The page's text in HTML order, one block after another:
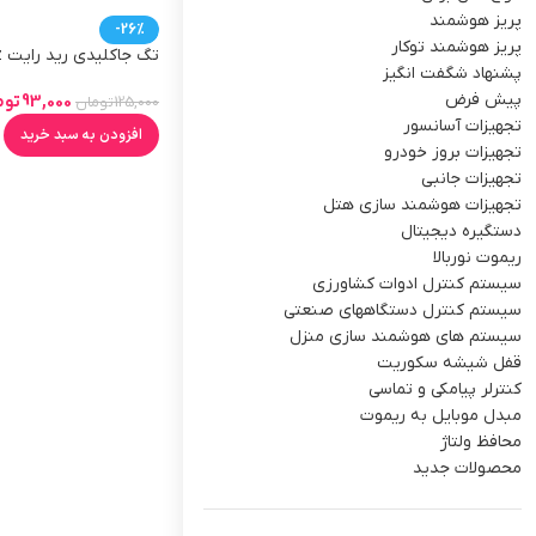
پریز هوشمند
پریز هوشمند توکار
پشنهاد شگفت انگیز
پیش فرض
تجهیزات آسانسور
تجهیزات بروز خودرو
تجهیزات جانبی
تجهیزات هوشمند سازی هتل
دستگیره دیجیتال
ریموت نوربالا
سیستم کنترل ادوات کشاورزی
سیستم کنترل دستگاههای صنعتی
سیستم های هوشمند سازی منزل
قفل شیشه سکوریت
کنترلر پیامکی و تماسی
مبدل موبایل به ریموت
محافظ ولتاژ
محصولات جدید
-26%
125,000تومان 93,000
افزودن به سبد خرید